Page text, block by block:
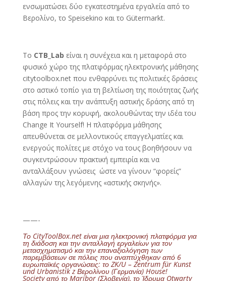
ενσωματώσει δύο εγκατεστημένα εργαλεία από το
Βερολίνο, το Speisekino και το Gütermarkt.
Το CTB_Lab είναι η συνέχεια και η μεταφορά στο
φυσικό χώρο της πλατφόρμας ηλεκτρονικής μάθησης
citytoolbox.net που ενθαρρύνει τις πολιτικές δράσεις
στο αστικό τοπίο για τη βελτίωση της ποιότητας ζωής
στις πόλεις και την ανάπτυξη αστικής δράσης από τη
βάση προς την κορυφή, ακολουθώντας την ιδέα του
Change It Yourself! Η πλατφόρμα μάθησης
απευθύνεται σε μελλοντικούς επαγγελματίες και
ενεργούς πολίτες με στόχο να τους βοηθήσουν να
συγκεντρώσουν πρακτική εμπειρία και να
ανταλλάξουν γνώσεις ώστε να γίνουν “φορείς”
αλλαγών της λεγόμενης «αστικής σκηνής».
——-
Το CityToolBox.netείναι μια ηλεκτρονική πλατφόρμα για
τη διάδοση και την ανταλλαγή εργαλείων για τον
μετασχηματισμό και την επαναξιολόγηση των
παρεμβάσεων σε πόλεις που αναπτύχθηκαν από 6
ευρωπαϊκές οργανώσεις: το ZK/U– Zentrum für Kunst
und Urbanistik z Βερολίνου (Γερμανία) House!
Societyαπό το Maribor (Σλοβενία), το Ίδρυμα Otwarty